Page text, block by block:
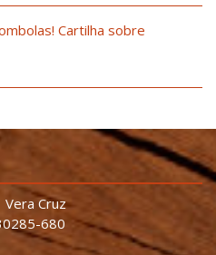
Cartilha sobre
Cruz
680